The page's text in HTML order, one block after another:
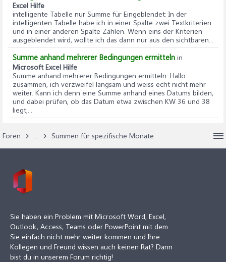
Excel Hilfe
intelligente Tabelle nur Summe für Eingeblendet: In der
intelligenten Tabelle habe ich in einer Spalte zwei Textkriterien
und in einer anderen Spalte Zahlen. Wenn eins der Kriterien
ausgeblendet wird, wollte ich das dann nur aus den sichtbaren...
Summe anhand mehrerer Bedingungen ermitteln in
Microsoft Excel Hilfe
Summe anhand mehrerer Bedingungen ermitteln: Hallo
zusammen, ich verzweifel langsam und weiss echt nicht mehr
weiter. Kann ich denn eine Summe anhand eines Datums bilden,
und dabei prüfen, ob das Datum etwa zwischen KW 36 und 38
liegt,...
Foren ... Summen für spezifische Monate
Sie haben ein Problem mit Microsoft Word, Excel,
Outlook, Access, Teams oder PowerPoint mit dem
Sie einfach nicht mehr weiter kommen und Ihre
Kollegen und Freund wissen auch keinen Rat? Dann
bist du in unserem Forum richtig!